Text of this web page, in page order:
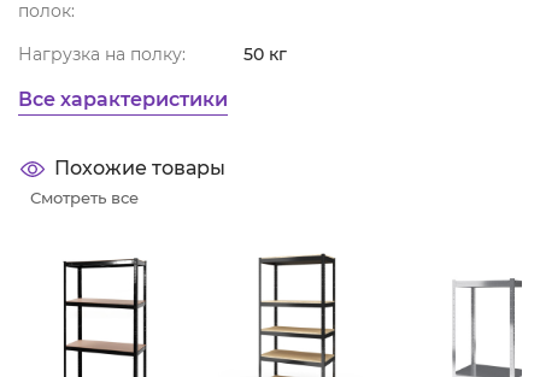
полок:
Нагрузка на полку: 50 кг
Все характеристики
Похожие товары
Смотреть все